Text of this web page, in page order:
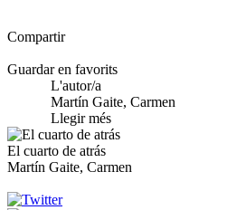
Compartir
Guardar en favorits
L'autor/a
Martín Gaite, Carmen
Llegir més
El cuarto de atrás
Martín Gaite, Carmen